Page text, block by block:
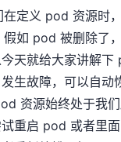
定义 pod 资源时
如 pod 被删除了
天就给大家讲解
生故障，可以自
资源始终处于我
重启 pod 或者里